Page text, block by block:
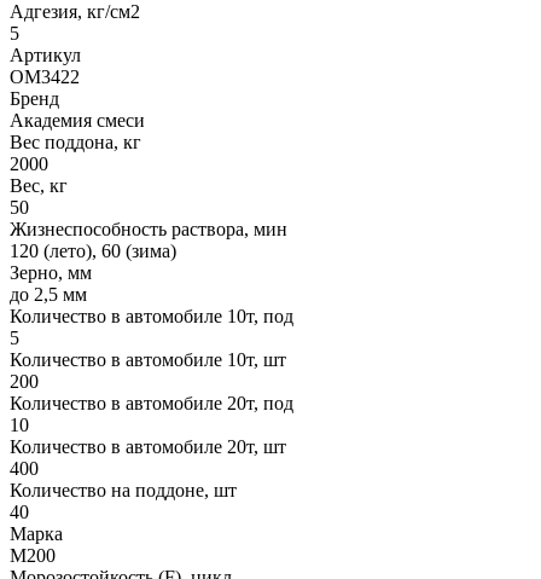
Адгезия, кг/см2
5
Артикул
ОМ3422
Бренд
Академия смеси
Вес поддона, кг
2000
Вес, кг
50
Жизнеспособность раствора, мин
120 (лето), 60 (зима)
Зерно, мм
до 2,5 мм
Количество в автомобиле 10т, под
5
Количество в автомобиле 10т, шт
200
Количество в автомобиле 20т, под
10
Количество в автомобиле 20т, шт
400
Количество на поддоне, шт
40
Марка
М200